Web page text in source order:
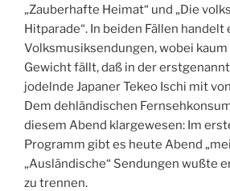
„Zauberhafte Heimat“ und „Die
Hitparade“. In beiden Fällen handelt
Volksmusiksendungen, wobei
Gewicht fällt, daß in der
jodelnde Japaner Tekeo Ischi mit
Dem dehländischen
diesem Abend klargewesen: Im
Programm gibt es heute Abend
„Ausländische“ Sendungen wußte
zu trennen.